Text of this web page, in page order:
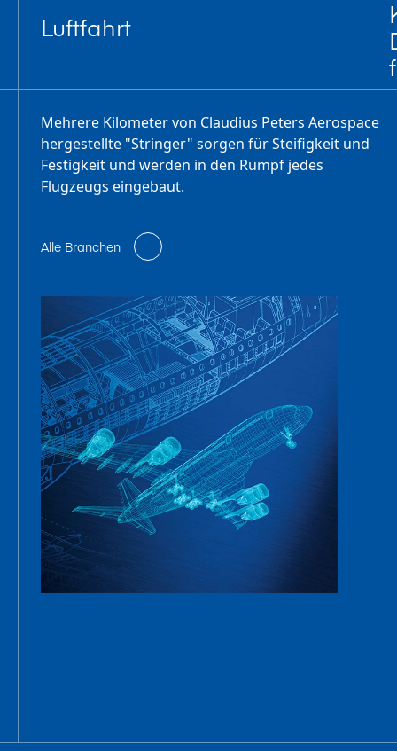
Luftfahrt
Mehrere Kilometer von Claudius Peters Aerospace
hergestellte "Stringer" sorgen für Steifigkeit und
Festigkeit und werden in den Rumpf jedes
Flugzeugs eingebaut.
Alle Branchen